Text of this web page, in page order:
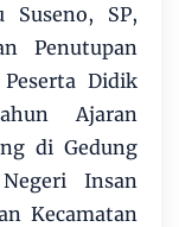
Suseno, SP,
Penutupan
Didik
Ajaran
di Gedung
Insan
Kecamatan